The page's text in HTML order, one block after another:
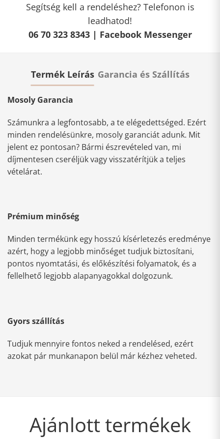
Segítség kell a rendeléshez? Telefonon is
leadhatod!
06 70 323 8343 | Facebook Messenger
Termék Leírás Garancia és Szállítás
Mosoly Garancia
Számunkra a legfontosabb, a te elégedettséged. Ezért
minden rendelésünkre, mosoly garanciát adunk. Mit
jelent ez pontosan? Bármi észrevételed van, mi
díjmentesen cseréljük vagy visszatérítjük a teljes
vételárat.
Prémium minőség
Minden termékünk egy hosszú kísérletezés eredménye
azért, hogy a legjobb minőséget tudjuk biztosítani,
pontos nyomtatási, és előkészítési folyamatok, és a
fellelhető legjobb alapanyagokkal dolgozunk.
Gyors szállítás
Tudjuk mennyire fontos neked a rendelésed, ezért
azokat pár munkanapon belül már kézhez veheted.
Ajánlott termékek